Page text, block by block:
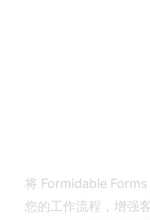
将 Formidable
您的工作流程，增强